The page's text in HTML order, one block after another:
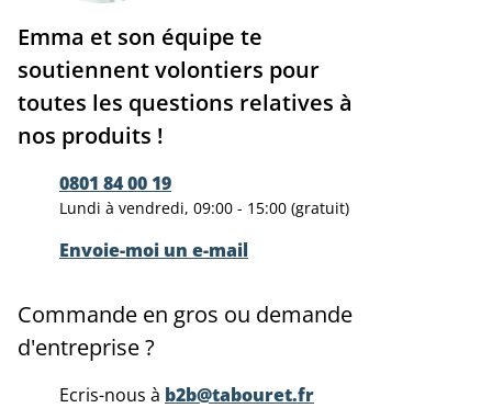
Emma et son équipe te
soutiennent volontiers pour
toutes les questions relatives à
nos produits !
0801 84 00 19
Lundi à vendredi, 09:00 - 15:00 (gratuit)
Envoie-moi un e-mail
Commande en gros ou demande
d'entreprise ?
Ecris-nous à b2b@tabouret.fr